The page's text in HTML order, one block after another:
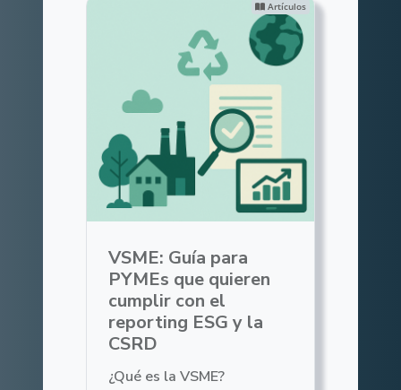
Artículos
VSME: Guía para
PYMEs que quieren
cumplir con el
reporting ESG y la
CSRD
¿Qué es la VSME?